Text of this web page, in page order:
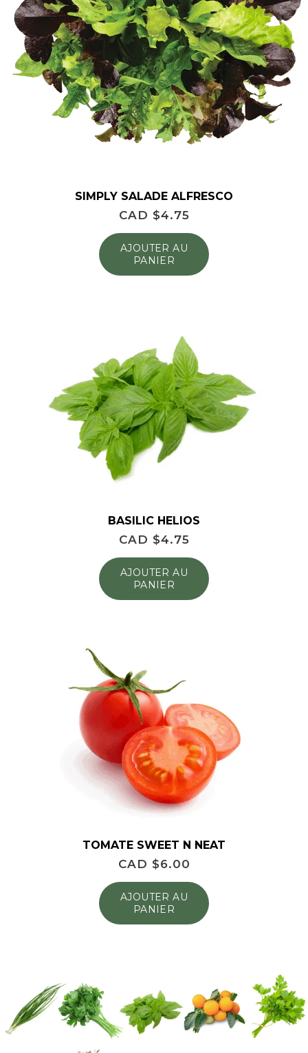
SIMPLY SALADE ALFRESCO
CAD $4.75
AJOUTER AU
PANIER
BASILIC HELIOS
CAD $4.75
AJOUTER AU
PANIER
TOMATE SWEET N NEAT
CAD $6.00
AJOUTER AU
PANIER